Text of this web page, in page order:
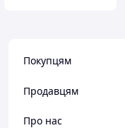
Покупцям
Продавцям
Про нас